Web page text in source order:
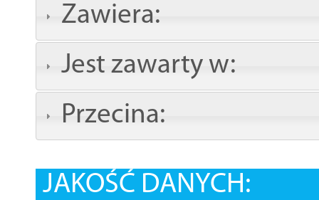
Zawiera:
Jest zawarty w:
Przecina:
JAKOŚĆ DANYCH: